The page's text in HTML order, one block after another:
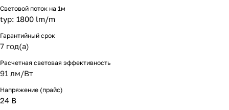
Световой поток на 1м
typ: 1800 lm/m
Гарантийный срок
7 год(а)
Расчетная световая эффективность
91 лм/Вт
Напряжение (прайс)
24 В